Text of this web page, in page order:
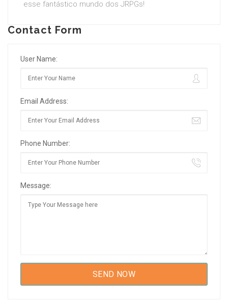
esse fantástico mundo dos JRPGs!
Contact Form
User Name:
Email Address:
Phone Number:
Message: